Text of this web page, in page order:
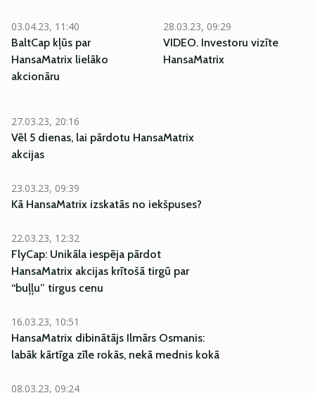
03.04.23, 11:40
BaltCap kļūs par
HansaMatrix lielāko
akcionāru
28.03.23, 09:29
VIDEO. Investoru vizīte
HansaMatrix
27.03.23, 20:16
Vēl 5 dienas, lai pārdotu HansaMatrix
akcijas
23.03.23, 09:39
Kā HansaMatrix izskatās no iekšpuses?
22.03.23, 12:32
FlyCap: Unikāla iespēja pārdot
HansaMatrix akcijas krītošā tirgū par
“buļļu” tirgus cenu
16.03.23, 10:51
HansaMatrix dibinātājs Ilmārs Osmanis:
labāk kārtīga zīle rokās, nekā mednis kokā
08.03.23, 09:24